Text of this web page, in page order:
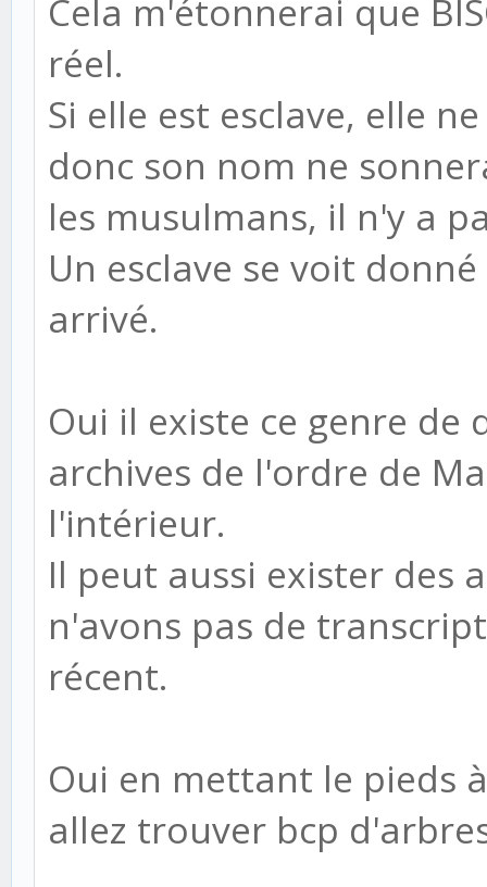
Cela m'étonnerai que
réel.
Si elle est esclave, elle
donc son nom ne
les musulmans, il n'y a
Un esclave se voit
arrivé.
Oui il existe ce genre de
archives de l'ordre de
l'intérieur.
Il peut aussi exister des
n'avons pas de
récent.
Oui en mettant le pieds
allez trouver bcp